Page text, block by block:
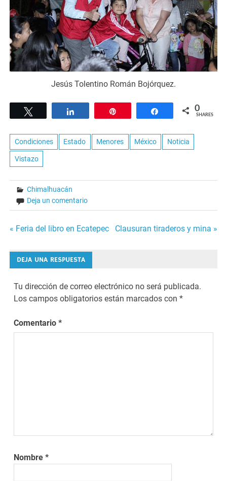
Jesús Tolentino Román Bojórquez.
Share 0
SHARES
Condiciones Estado Menores México Noticia
Vistazo
Chimalhuacán
Deja un comentario
Navegación
de
entradas
« Feria del libro en Ecatepec Clausuran tiraderos y mina »
DEJA UNA RESPUESTA
Tu dirección de correo electrónico no será publicada.
Los campos obligatorios están marcados con*
Comentario*
Nombre*